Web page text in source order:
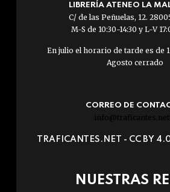
LIBRERÍA ATENEO LA
C/ de las Peñuelas, 12.
M-S de 10:30-14:30 y L-V
En julio el horario de tarde es de
Agosto cerrado
CORREO DE
info@traficantes.net
TRAFICANTES.NET - CC BY
NUESTRAS